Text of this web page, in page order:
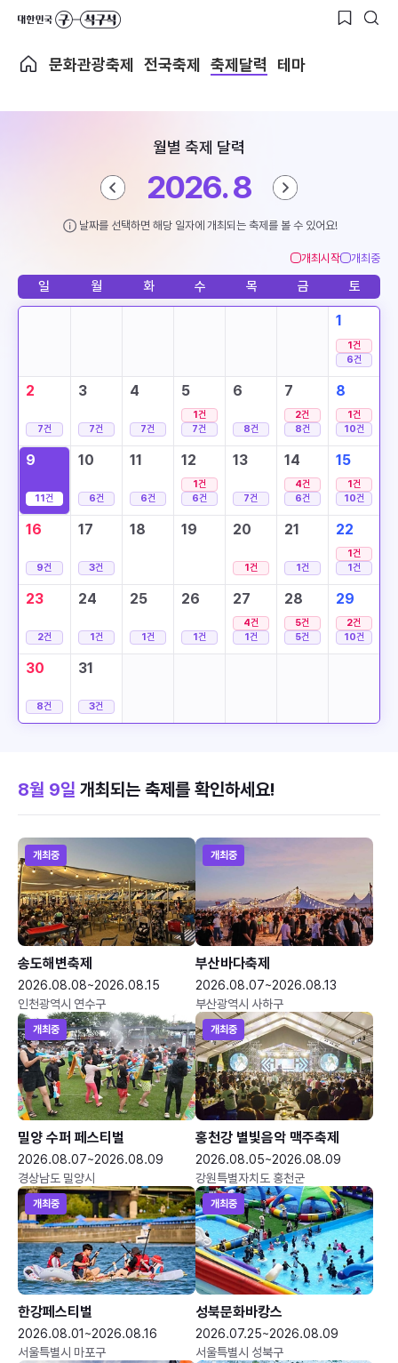
문화관광축제 전국축제 축제달력 테마
월별 축제 달력
2026. 8
날짜를 선택하면 해당 일자에 개최되는 축제를 볼 수 있어요!
개최시작 개최중
일 월 화 수 목 금 토
1
1건
6건
2
7건
3
7건
4
7건
5
1건
7건
6
8건
7
2건
8건
8
1건
10건
9
11건
10
6건
11
6건
12
1건
6건
13
7건
14
4건
6건
15
1건
10건
16
9건
17
3건
18 19 20
1건
21
1건
22
1건
1건
23
2건
24
1건
25
1건
26
1건
27
4건
1건
28
5건
5건
29
2건
10건
30
8건
31
3건
8월 9일 개최되는 축제를 확인하세요!
개최중
송도해변축제
2026.08.08~2026.08.15
인천광역시 연수구
개최중
부산바다축제
2026.08.07~2026.08.13
부산광역시 사하구
개최중
밀양 수퍼 페스티벌
2026.08.07~2026.08.09
경상남도 밀양시
개최중
홍천강 별빛음악 맥주축제
2026.08.05~2026.08.09
강원특별자치도 홍천군
개최중
한강페스티벌
2026.08.01~2026.08.16
서울특별시 마포구
개최중
성북문화바캉스
2026.07.25~2026.08.09
서울특별시 성북구